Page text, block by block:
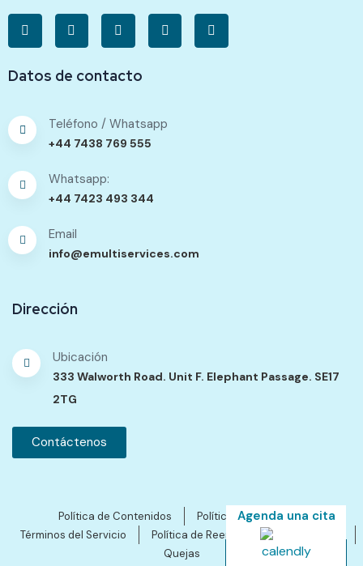
Datos de contacto
Teléfono / Whatsapp
+44 7438 769 555
Whatsapp:
+44 7423 493 344
Email
info@emultiservices.com
Dirección
Ubicación
333 Walworth Road. Unit F. Elephant Passage. SE17
2TG
Contáctenos
Política de Contenidos
Política de Privacidad
Términos del Servicio
Política de Reembolsos y Cancelación
Quejas
Agenda una cita